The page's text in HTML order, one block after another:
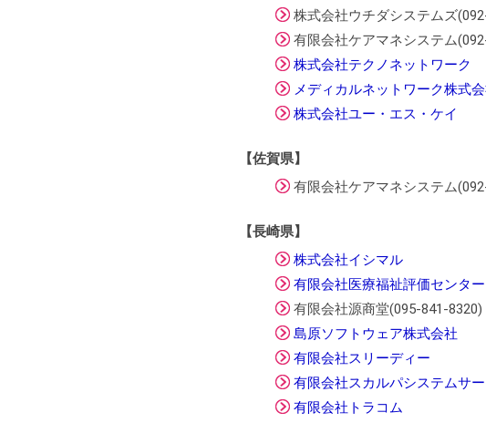
株式会社ウチダシステムズ
有限会社ケアマネシステム
株式会社テクノネットワーク
メディカルネットワーク株式
株式会社ユー・エス・ケイ
【佐賀県】
有限会社ケアマネシステム
【長崎県】
株式会社イシマル
有限会社医療福祉評価センター
有限会社源商堂(095-841-8320)
島原ソフトウェア株式会社
有限会社スリーディー
有限会社スカルパシステムサ
有限会社トラコム